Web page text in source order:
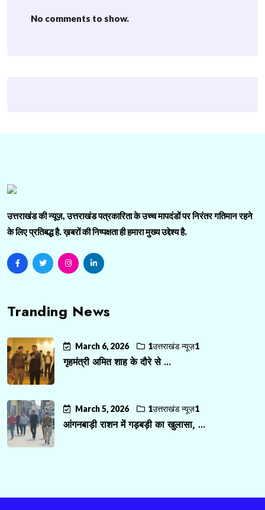
No comments to show.
उत्तराखंड की न्यूज़, उत्तराखंड पत्रकारिता के उच्च मापदंडों पर निरंतर गतिमान रहने
के लिए प्रतिबद्ध है. ख़बरों की निष्पक्षता ही हमारा मुख्य उद्देश्य है.
Tranding News
March 6, 2026 1उत्तराखंड न्यूज़1
गृहमंत्री अमित शाह के दौरे से ...
March 5, 2026 1उत्तराखंड न्यूज़1
आंगनबाड़ी राशन में गड़बड़ी का खुलासा, ...